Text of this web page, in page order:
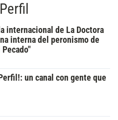
internacional de La Doctora
interna del peronismo de
un canal con gente que